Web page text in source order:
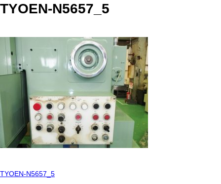
TYOEN-N5657_5
投
TYOEN-N5657_5